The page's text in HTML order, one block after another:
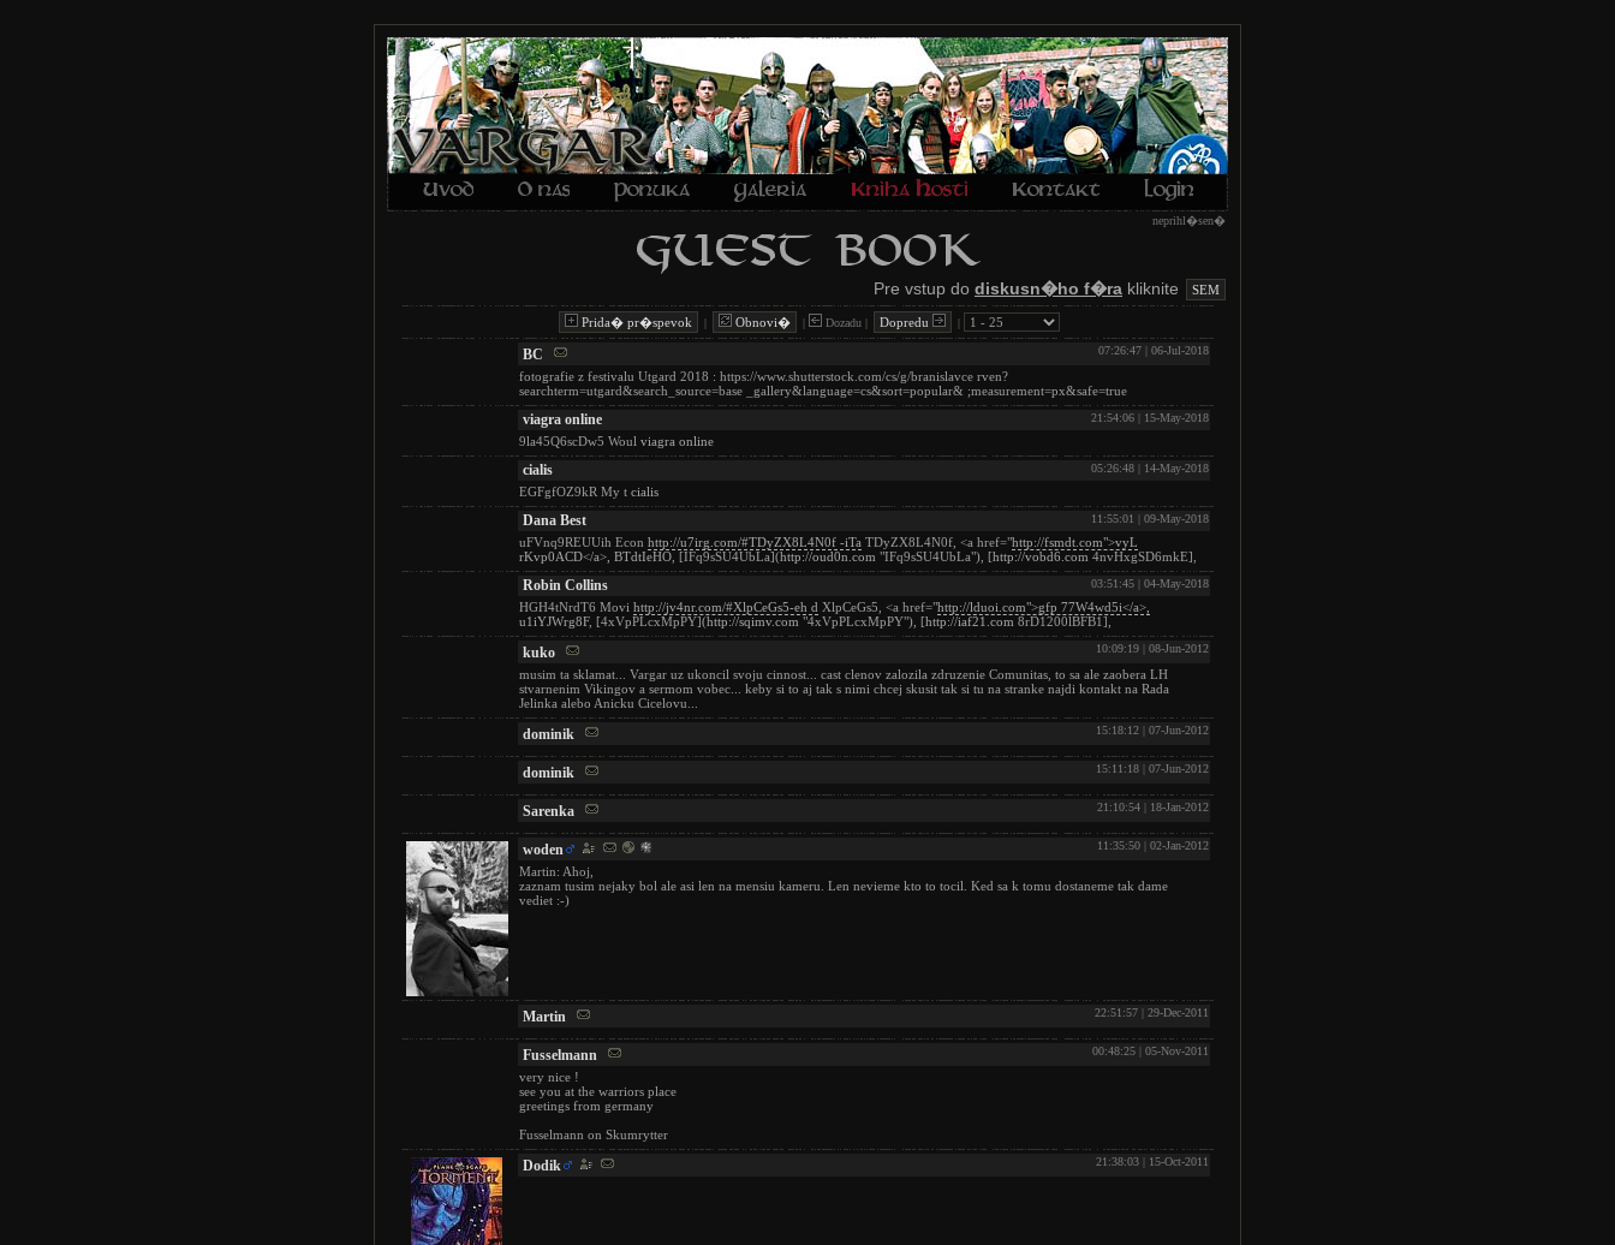
neprihl�sen�
Pre vstup do diskusn�ho f�ra kliknite SEM
Prida� pr�spevok | Obnovi� | Dozadu | Dopredu |
BC 07:26:47 | 06-Jul-2018
fotografie z festivalu Utgard 2018 : https://www.shutterstock.com/cs/g/branislavce rven?
searchterm=utgard&search_source=base _gallery&language=cs&sort=popular& ;measurement=px&safe=true
viagra online 21:54:06 | 15-May-2018
9la45Q6scDw5 Woul viagra online
cialis 05:26:48 | 14-May-2018
EGFgfOZ9kR My t cialis
Dana Best 11:55:01 | 09-May-2018
uFVnq9REUUih Econ http://u7irg.com/#TDyZX8L4N0f -iTa TDyZX8L4N0f, <a href="http://fsmdt.com">vyL
rKvp0ACD</a>, BTdtIeHO , [IFq9sSU4UbLa](http://oud0n.com "IFq9sSU4UbLa"), [http://vobd6.com 4nvHxgSD6mkE],
Robin Collins 03:51:45 | 04-May-2018
HGH4tNrdT6 Movi http://jv4nr.com/#XlpCeGs5-eh d XlpCeGs5, <a href="http://lduoi.com">gfp 77W4wd5i</a>,
u1iYJWrg8F, [4xVpPLcxMpPY](http://sqimv.com "4xVpPLcxMpPY"), [http://iaf21.com 8rD1200lBFB1],
kuko 10:09:19 | 08-Jun-2012
musim ta sklamat... Vargar uz ukoncil svoju cinnost... cast clenov zalozila zdruzenie Comunitas, to sa ale zaobera LH
stvarnenim Vikingov a sermom vobec... keby si to aj tak s nimi chcej skusit tak si tu na stranke najdi kontakt na Rada
Jelinka alebo Anicku Cicelovu...
dominik 15:18:12 | 07-Jun-2012
dominik 15:11:18 | 07-Jun-2012
Sarenka 21:10:54 | 18-Jan-2012
woden 11:35:50 | 02-Jan-2012
Martin: Ahoj,
zaznam tusim nejaky bol ale asi len na mensiu kameru. Len nevieme kto to tocil. Ked sa k tomu dostaneme tak dame
vediet :-)
Martin 22:51:57 | 29-Dec-2011
Fusselmann 00:48:25 | 05-Nov-2011
very nice !
see you at the warriors place
greetings from germany
Fusselmann on Skumrytter
Dodik 21:38:03 | 15-Oct-2011